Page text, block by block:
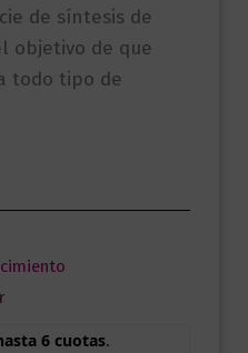
de síntesis de
objetivo de que
todo tipo de